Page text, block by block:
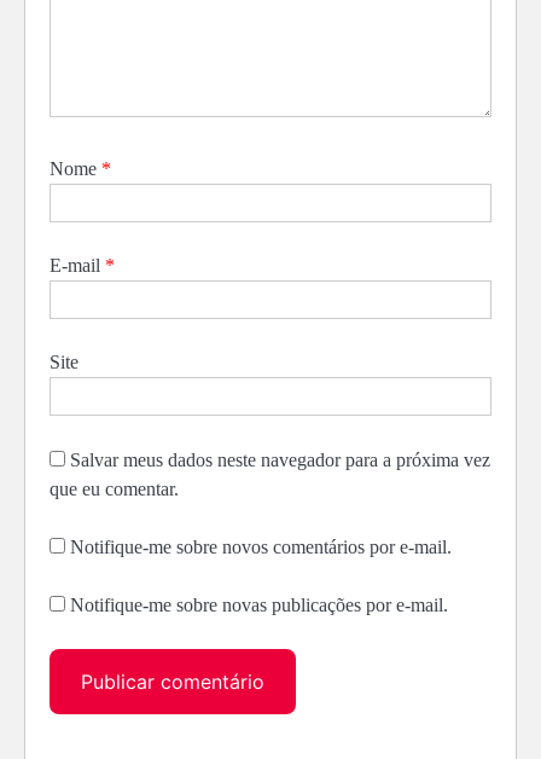
Nome *
E-mail *
Site
Salvar meus dados neste navegador para a próxima vez
que eu comentar.
Notifique-me sobre novos comentários por e-mail.
Notifique-me sobre novas publicações por e-mail.